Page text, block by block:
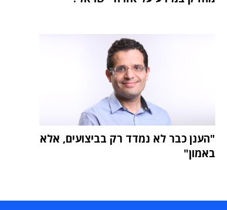
"הענן כבר לא נמדד רק בביצועים, אלא
באמון"